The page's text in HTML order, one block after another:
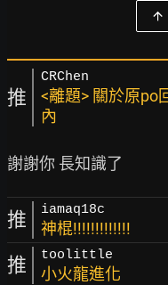
推
CRChen
<離題> 關於原po
內
推 iamaq18c
神棍!!!!!!!!!!!!!
推 toolittle
小火龍進化